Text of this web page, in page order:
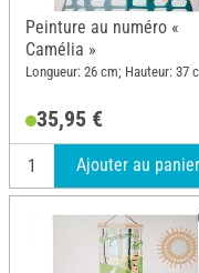
Peinture au numéro «
Camélia »
Longueur: 26 cm; Hauteur: 37
35,95 €
Ajouter au panier